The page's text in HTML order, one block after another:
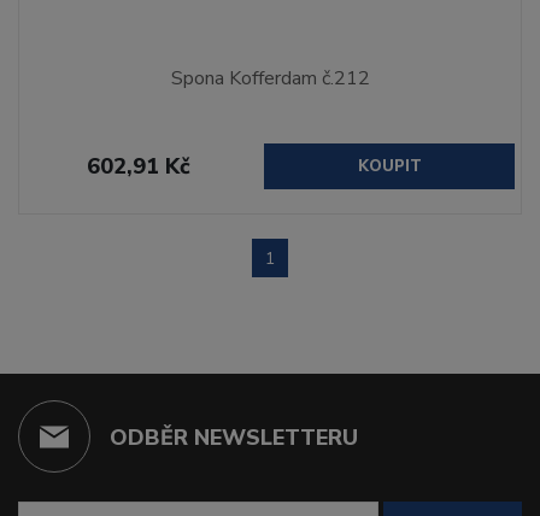
Spona Kofferdam č.212
602,91 Kč KOUPIT
1
ODBĚR NEWSLETTERU